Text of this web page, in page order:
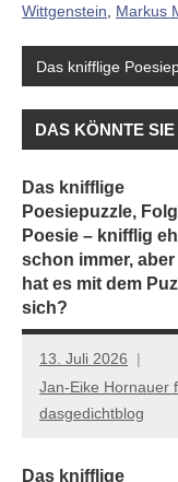
Wittgenstein, Markus
Das knifflige
DAS KÖNNTE
Das knifflige
Poesiepuzzle,
Poesie – knifflig eh
schon immer, aber
hat es mit dem
sich?
13. Juli 2026
Jan-Eike Hornauer
dasgedichtblog
Das knifflige